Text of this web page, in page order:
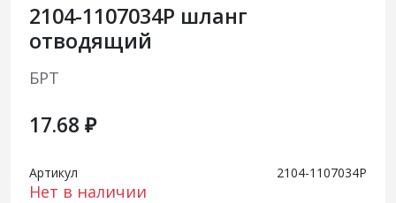
2104-1107034Р шланг
отводящий
БРТ
17.68 ₽
Артикул 2104-1107034Р
Нет в наличии